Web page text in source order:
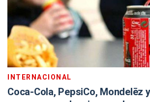
INTERNACIONAL
Coca-Cola, PepsiCo, Mondelēz